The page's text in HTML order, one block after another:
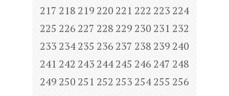
217 218 219 220 221 222 223 224
225 226 227 228 229 230 231 232
233 234235 236 237 238 239 240
241 242 243 244245 246 247 248
249 250 251 252 253 254255 256